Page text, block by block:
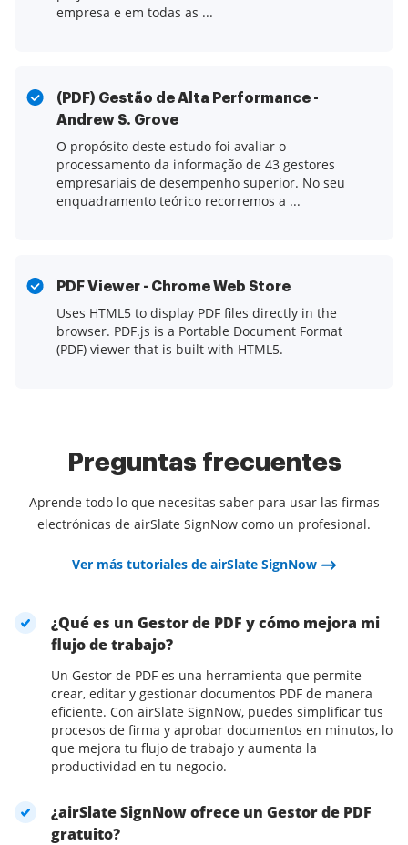
empresa e em todas as ...
(PDF) Gestão de Alta Performance -
Andrew S. Grove
O propósito deste estudo foi avaliar o
processamento da informação de 43 gestores
empresariais de desempenho superior. No seu
enquadramento teórico recorremos a ...
PDF Viewer - Chrome Web Store
Uses HTML5 to display PDF files directly in the
browser. PDF.js is a Portable Document Format
(PDF) viewer that is built with HTML5.
Preguntas frecuentes
Aprende todo lo que necesitas saber para usar las firmas
electrónicas de airSlate SignNow como un profesional.
Ver más tutoriales de airSlate SignNow
¿Qué es un Gestor de PDF y cómo mejora mi
flujo de trabajo?
Un Gestor de PDF es una herramienta que permite
crear, editar y gestionar documentos PDF de manera
eficiente. Con airSlate SignNow, puedes simplificar tus
procesos de firma y aprobar documentos en minutos, lo
que mejora tu flujo de trabajo y aumenta la
productividad en tu negocio.
¿airSlate SignNow ofrece un Gestor de PDF
gratuito?